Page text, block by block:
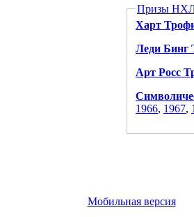
Призы
Харт
Леди Бинг
Арт Росс
1966, 1967,
Мобильная версия